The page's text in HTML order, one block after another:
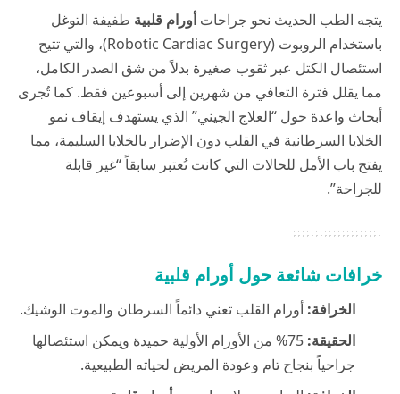
يتجه الطب الحديث نحو جراحاتأورام قلبية طفيفة التوغل
باستخدام الروبوت (Robotic Cardiac Surgery)، والتي تتيح
استئصال الكتل عبر ثقوب صغيرة بدلاً من شق الصدر الكامل،
مما يقلل فترة التعافي من شهرين إلى أسبوعين فقط. كما تُجرى
أبحاث واعدة حول “العلاج الجيني” الذي يستهدف إيقاف نمو
الخلايا السرطانية في القلب دون الإضرار بالخلايا السليمة، مما
يفتح باب الأمل للحالات التي كانت تُعتبر سابقاً “غير قابلة
للجراحة”.
خرافات شائعة حول أورام قلبية
الخرافة: أورام القلب تعني دائماً السرطان والموت الوشيك.
الحقيقة:
75% من الأورام الأولية حميدة ويمكن استئصالها
جراحياً بنجاح تام وعودة المريض لحياته الطبيعية.